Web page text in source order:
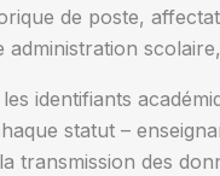
de poste,
les identifiants
statut –
transmission des